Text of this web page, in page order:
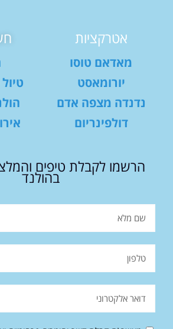
אטרקציות
מאדאם טוסו
יורומאסט
נדנדה מצפה אדם
דולפינריום
הרשמו לקבלת טיפים
בהולנד